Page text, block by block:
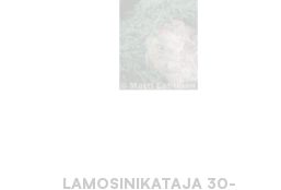
LAMOSINIKATAJA 30-